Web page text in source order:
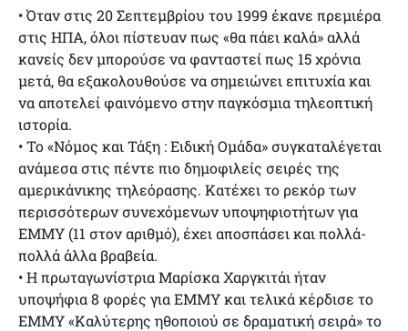
• Όταν στις 20 Σεπτεμβρίου του 1999 έκανε πρεμιέρα
στις ΗΠΑ, όλοι πίστευαν πως «θα πάει καλά» αλλά
κανείς δεν μπορούσε να φανταστεί πως 15 χρόνια
μετά, θα εξακολουθούσε να σημειώνει επιτυχία και
να αποτελεί φαινόμενο στην παγκόσμια τηλεοπτική
ιστορία.
• Το «Νόμος και Τάξη : Ειδική Ομάδα» συγκαταλέγεται
ανάμεσα στις πέντε πιο δημοφιλείς σειρές της
αμερικάνικης τηλεόρασης. Κατέχει το ρεκόρ των
περισσότερων συνεχόμενων υποψηφιοτήτων για
ΕΜΜΥ (11 στον αριθμό), έχει αποσπάσει και πολλά-
πολλά άλλα βραβεία.
• Η πρωταγωνίστρια Μαρίσκα Χαργκιτάι ήταν
υποψήφια 8 φορές για ΕΜΜΥ και τελικά κέρδισε το
EMMY «Καλύτερης ηθοποιού σε δραματική σειρά» το